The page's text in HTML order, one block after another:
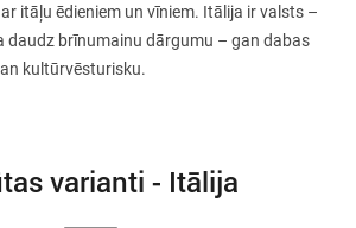
itāļu ēdieniem un vīniem. Itālija ir valsts –
daudz brīnumainu dārgumu – gan dabas
kultūrvēsturisku.
varianti - Itālija